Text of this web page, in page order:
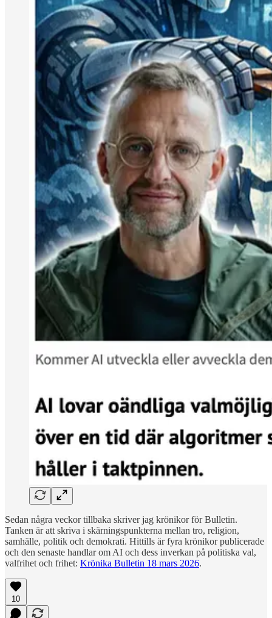
Sedan några veckor tillbaka skriver jag krönikor för Bulletin.
Tanken är att skriva i skärningspunkterna mellan tro, religion,
samhälle, politik och demokrati. Hittills är fyra krönikor publicerade
och den senaste handlar om AI och dess inverkan på politiska val,
valfrihet och frihet: Krönika Bulletin 18 mars 2026.
10